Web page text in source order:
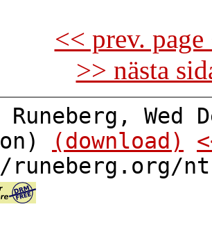
<< prev.
>> nästa
Wed
(download)